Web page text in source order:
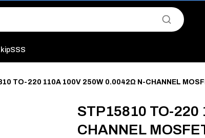
Kadar Verilen Siparişlerde Aynı Gün Kargo Avantajı!
Ürün Çeşitliliği ile Stoktan Hemen Teslim."
SSS
TO-220 110A 100V 250W 0.0042Ω N-CHANNEL
STP15810 TO-
CHANNEL